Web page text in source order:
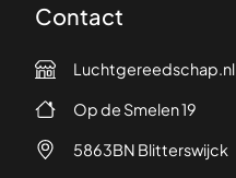
Contact
Luchtgereedschap.nl
Op de Smelen 19
5863BN Blitterswijck